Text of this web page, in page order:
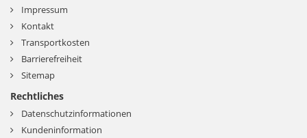
Impressum
Kontakt
Transportkosten
Barrierefreiheit
Sitemap
Rechtliches
Datenschutzinformationen
Kundeninformation